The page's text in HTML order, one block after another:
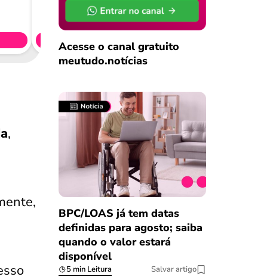
,
Acesse o canal gratuito
meutudo.notícias
BPC/LOAS já tem datas
definidas para agosto; saiba
quando o valor estará
disponível
5 min Leitura Salvar artigo